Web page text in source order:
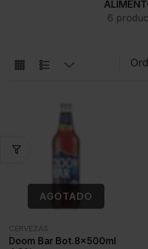
6
CERVEZAS
Doom Bar Bot.8x500ml